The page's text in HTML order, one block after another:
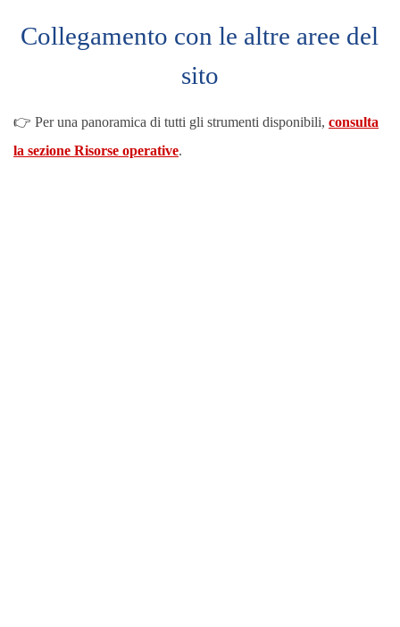
Collegamento con le altre aree del
sito
👉 Per una panoramica di tutti gli strumenti disponibili, consulta
la sezione Risorse operative.